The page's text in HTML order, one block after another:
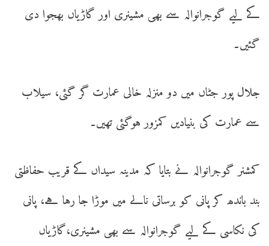
کے لیے گوجرانوالہ سے بھی مشینری اور گاڑیاں بھجوا دی
گئیں۔
جلال پور جٹاں میں دو منزلہ خالی عمارت گر گئی، سیلاب
سے عمارت کی بنیادیں کمزور ہوگئی تھیں۔
کمشنر گوجرانوالہ نے بتایا کہ مدینہ سیداں کے قریب حفاظتی
بند باندھ کر پانی کو برساتی نالے میں موڑا جا رہا ہے، پانی
کی نکاسی کے لیے گوجرانوالہ سے بھی مشینری،گاڑیاں